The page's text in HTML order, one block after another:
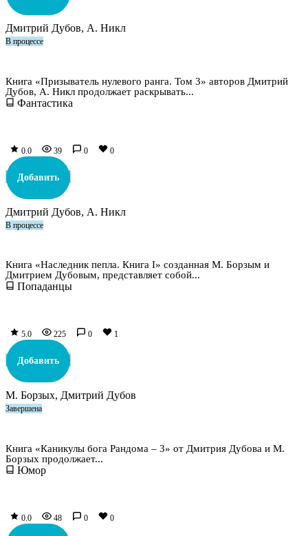
Дмитрий Дубов, А. Никл
В процессе
Книга «Призыватель нулевого ранга. Том 3» авторов Дмитрий
Дубов, А. Никл продолжает раскрывать...
Фантастика
0.0 39 0 0
Добавить
Дмитрий Дубов, А. Никл
В процессе
Книга «Наследник пепла. Книга I» созданная М. Борзым и
Дмитрием Дубовым, представляет собой...
Попаданцы
5.0 225 0 1
Добавить
М. Борзых, Дмитрий Дубов
Завершена
Книга «Каникулы бога Рандома – 3» от Дмитрия Дубова и М.
Борзых продолжает...
Юмор
0.0 48 0 0